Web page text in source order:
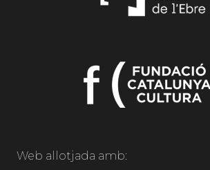
Web allotjada amb: